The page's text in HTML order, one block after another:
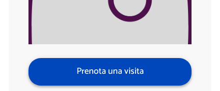
Prenota una visita